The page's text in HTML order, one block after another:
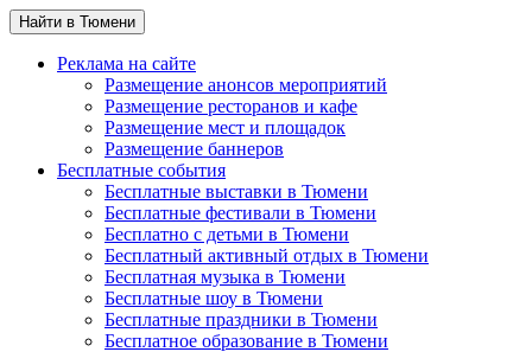
Найти в Тюмени
Реклама на сайте
Размещение анонсов мероприятий
Размещение ресторанов и кафе
Размещение мест и площадок
Размещение баннеров
Бесплатные события
Бесплатные выставки в Тюмени
Бесплатные фестивали в Тюмени
Бесплатно с детьми в Тюмени
Бесплатный активный отдых в Тюмени
Бесплатная музыка в Тюмени
Бесплатные шоу в Тюмени
Бесплатные праздники в Тюмени
Бесплатное образование в Тюмени